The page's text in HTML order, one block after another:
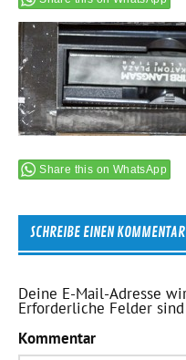
Share this on WhatsApp
SCHREIBE EINEN KOMMENTAR
Deine E-Mail-Adresse
Erforderliche Felder
Kommentar